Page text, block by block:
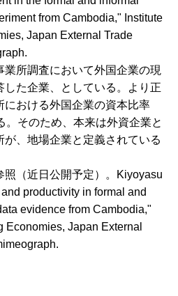
from Cambodia," Institute
Japan External Trade
所調査において外国企業の現
した企業、としている。より正
における外国企業の資本比率
。そのため、本来は外資企業と
が、地場企業と定義されている
照（近日公開予定）。Kiyoyasu
productivity in formal and
evidence from Cambodia,"
Economies, Japan External